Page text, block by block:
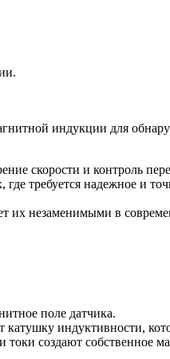
индукции для
скорости и контроль
требуется надежное и
их незаменимыми в
поле датчика.
индуктивности,
создают собственное